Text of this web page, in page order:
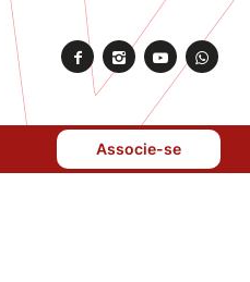
Associe-se